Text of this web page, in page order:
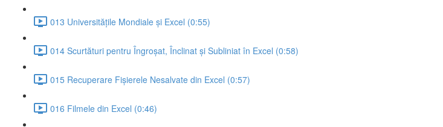
013 Universitățile Mondiale și Excel (0:55)
014 Scurtături pentru Îngroșat, Înclinat și Subliniat în Excel (0:58)
015 Recuperare Fișierele Nesalvate din Excel (0:57)
016 Filmele din Excel (0:46)